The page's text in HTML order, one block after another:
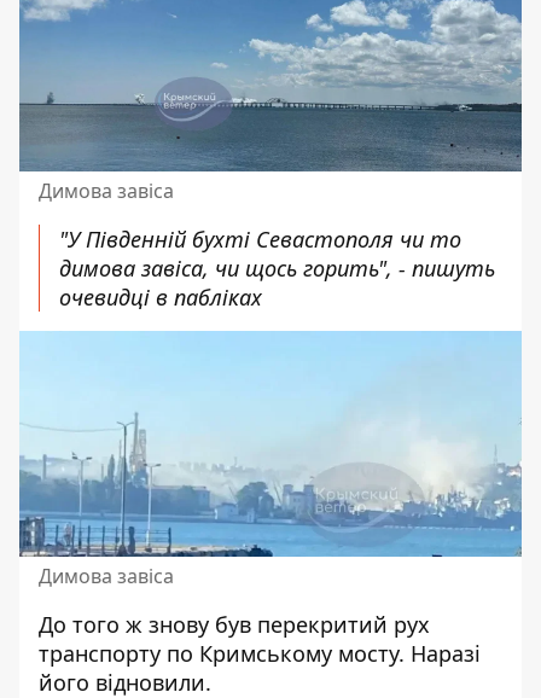
Димова завіса
"У Південній бухті Севастополя чи то
димова завіса, чи щось горить", - пишуть
очевидці в пабліках
Димова завіса
До того ж знову був перекритий рух
транспорту по Кримському мосту. Наразі
його відновили.